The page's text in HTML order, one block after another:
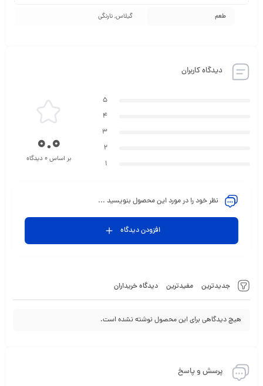
طعم گیلاس, نارنگی
دیدگاه کاربران
جدیدترین مفیدترین دیدگاه خریداران
هیچ دیدگاهی برای این محصول نوشته نشده است.
5
4
3
2
1
0.0
بر اساس 0 دیدگاه
نظر خود را در مورد این محصول بنویسید ...
افزودن دیدگاه
پرسش و پاسخ